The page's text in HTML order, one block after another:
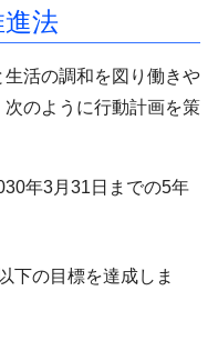
法
活の調和を図り働きや
のように行動計画を策
年3月31日までの5年
下の目標を達成しま